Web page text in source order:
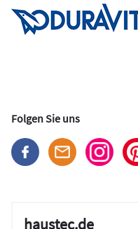
Folgen Sie uns
haustec.de